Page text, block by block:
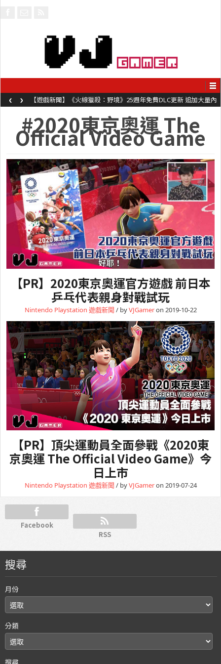
【遊戲新聞】《火線獵殺：野境》25週年免費DLC更新 追加大量內
容同時系舊作限時超平價折扣
‹ ›
#2020東京奧運 The
Official Video Game
【PR】2020東京奧運官方遊戲 前日本
乒乓代表親身對戰試玩
Nintendo Playstation 遊戲新聞 / byVJGameron 2019-10-22
【PR】頂尖運動員全面參戰《2020東
京奧運 The Official Video Game》今
日上市
Nintendo Playstation 遊戲新聞 / byVJGameron 2019-07-24
Facebook
RSS
搜尋
月份
分類
搜尋